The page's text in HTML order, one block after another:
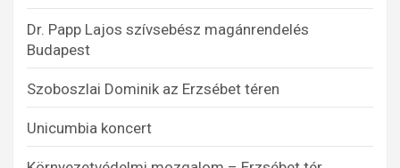
Dr. Papp Lajos szívsebész magánrendelés
Budapest
Szoboszlai Dominik az Erzsébet téren
Unicumbia koncert